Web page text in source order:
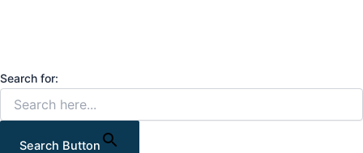
Search for:
Search Button